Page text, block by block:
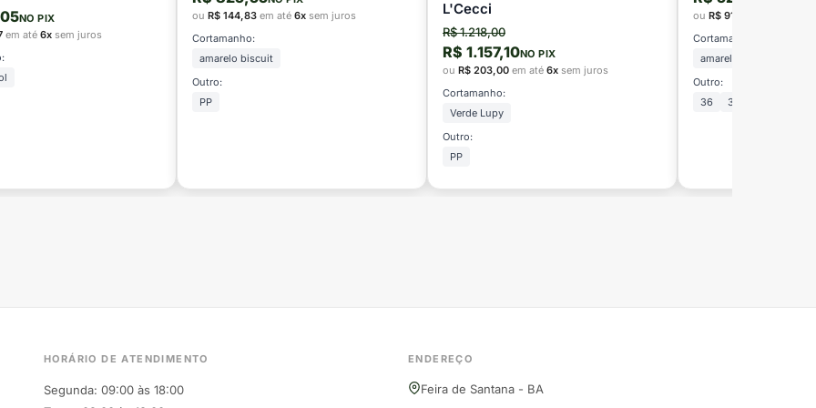
NO PIX
em até 6x sem juros
ou R$ 144,83 em até 6x sem juros
Cortamanho:
amarelo biscuit
Outro:
PP
L'Cecci
R$ 1.218,00
R$ 1.157,10NO PIX
ou R$ 203,00 em até 6x sem juros
Cortamanho:
Verde Lupy
Outro:
PP
ou R$ 91,50
Cortamanho:
amarelo biscuit
Outro:
36
38
HORÁRIO DE ATENDIMENTO
Segunda: 09:00 às 18:00
ENDEREÇO
Feira de Santana - BA